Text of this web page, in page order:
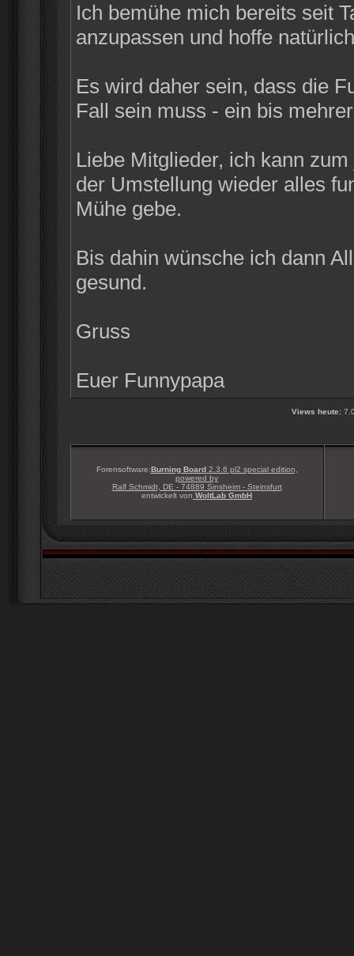
Ich bemühe mich bereits seit
anzupassen und hoffe
Es wird daher sein, dass die
Fall sein muss - ein bis
Liebe Mitglieder, ich kann
der Umstellung wieder alles
Mühe gebe.
Bis dahin wünsche ich dann
gesund.
Gruss
Euer Funnypapa
Views heute:
Forensoftware:Burning Board2.3.6 pl2 special edition,
powered by
Ralf Schmidt, DE - 74889 Sinsheim - Steinsfurt
entwickelt von WoltLab GmbH